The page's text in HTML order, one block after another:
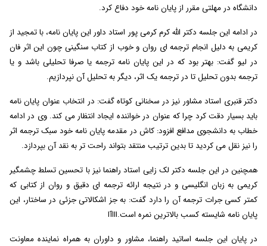
دانشگاه در مهلتی مقرر از پایان نامه خود دفاع کرد.
در ادامه این جلسه دکتر الله کرم کرمی پور استاد داور این پایان نامه، با تمجید از
کریمی به دلیل انجام ترجمه ای روان و خوب از کتاب سنگینی چون این اثر فان
در لیو گفت: بهتر بود که در این پایان نامه ترجمه یا صرفا تحلیلی باشد و یا
ترجمه بدون تحلیل تا در ترجمه یک اثر، دیگر به تحلیل آن نپردازیم.
دکتر قنبری استاد مشاور نیز در سخنانی کوتاه گفت: در انتخاب عنوان پایان نامه
باید بسیار دقت کرد چرا که عنوان در خواننده ایجاد انتظار می کند. وی در ادامه
خطاب به دانشجوی مدافع افزود: کاش در مقدمه پایان نامه خود سبک ترجمه اثر
را نیز نقل می کردید تا بدین ترتیب منتقد بتواند راحت تر به نقد آن بپردازد.
همچنین در این جلسه دکتر لک زایی استاد راهنما نیز با تحسین تسلط چشمگیر
کریمی به زبان انگلیسی و در نتیجه ارائه ترجمه ای دقیق و روان از کتابی که
کمتر کسی جرات ترجمه آن را دارد گفت: به جز اشکالاتی جزئی در ساختار، این
پایان نامه شایسته کسب بالاترین نمره است.اااآا
در پایان این جلسه اساتید راهنما، مشاور و داوران به همراه نماینده معاونت